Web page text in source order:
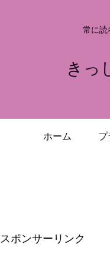
常に読
きっ
ホーム プ
スポンサーリンク